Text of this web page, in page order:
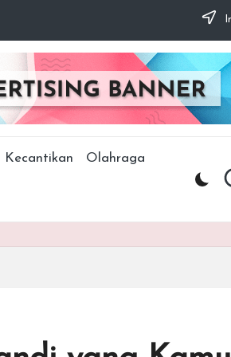
Kecantikan Olahraga